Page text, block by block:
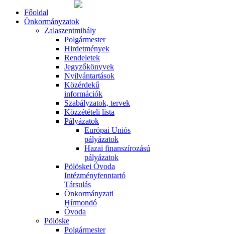
Főoldal
Önkormányzatok
Zalaszentmihály
Polgármester
Hirdetmények
Rendeletek
Jegyzőkönyvek
Nyilvántartások
Közérdekű
információk
Szabályzatok, tervek
Közzétételi lista
Pályázatok
Európai Uniós
pályázatok
Hazai finanszírozású
pályázatok
Pölöskei Óvoda
Intézményfenntartó
Társulás
Önkormányzati
Hírmondó
Óvoda
Pölöske
Polgármester